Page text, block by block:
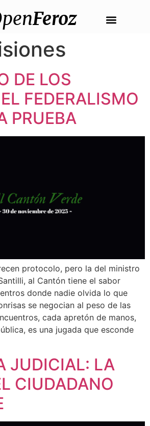
Feroz
DE LOS
FEDERALISMO
PRUEBA
protocolo, pero la del ministro
al Cantón tiene el sabor
donde nadie olvida lo que
se negocian al peso de las
cada apretón de manos,
es una jugada que esconde
JUDICIAL: LA
CIUDADANO